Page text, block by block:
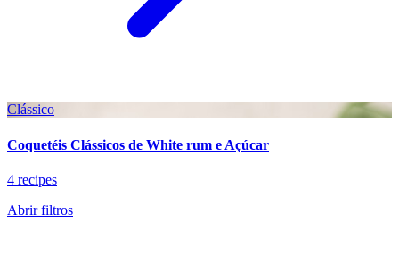
Clássico
Coquetéis Clássicos de White rum e Açúcar
4 recipes
Abrir filtros